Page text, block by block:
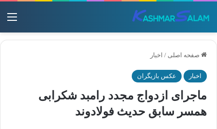
صفحه اصلی / اخبار
اخبار عکس بازیگران
ماجرای ازدواج مجدد رامبد شکرابی
همسر سابق حدیث فولادوند